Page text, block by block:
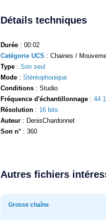
Détails techniques
Durée : 00:02
Catégorie UCS : Chaines /
Type : Son seul
Mode : Stéréophonique
Conditions : Studio
Fréquence d'échantillonnage : 44
Résolution : 16 bits
Auteur : DenisChardonnet
Son n° : 360
Autres fichiers
Grosse chaîne